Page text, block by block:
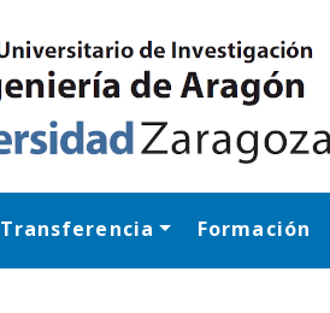
Transferencia Formación